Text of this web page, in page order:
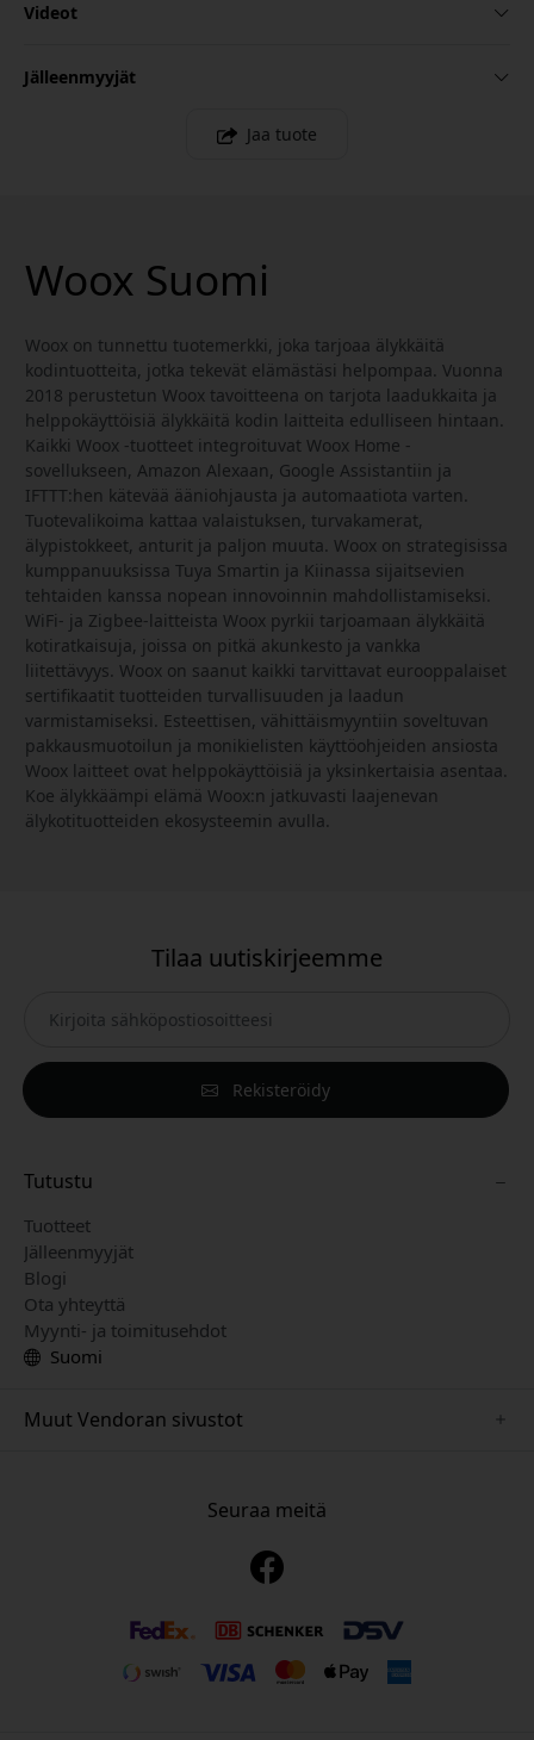
Videot
Jälleenmyyjät
Jaa tuote
Woox Suomi
Woox on tunnettu tuotemerkki, joka tarjoaa älykkäitä
kodintuotteita, jotka tekevät elämästäsi helpompaa. Vuonna
2018 perustetun Woox tavoitteena on tarjota laadukkaita ja
helppokäyttöisiä älykkäitä kodin laitteita edulliseen hintaan.
Kaikki Woox -tuotteet integroituvat Woox Home -
sovellukseen, Amazon Alexaan, Google Assistantiin ja
IFTTT:hen kätevää ääniohjausta ja automaatiota varten.
Tuotevalikoima kattaa valaistuksen, turvakamerat,
älypistokkeet, anturit ja paljon muuta. Woox on strategisissa
kumppanuuksissa Tuya Smartin ja Kiinassa sijaitsevien
tehtaiden kanssa nopean innovoinnin mahdollistamiseksi.
WiFi- ja Zigbee-laitteista Woox pyrkii tarjoamaan älykkäitä
kotiratkaisuja, joissa on pitkä akunkesto ja vankka
liitettävyys. Woox on saanut kaikki tarvittavat eurooppalaiset
sertifikaatit tuotteiden turvallisuuden ja laadun
varmistamiseksi. Esteettisen, vähittäismyyntiin soveltuvan
pakkausmuotoilun ja monikielisten käyttöohjeiden ansiosta
Woox laitteet ovat helppokäyttöisiä ja yksinkertaisia asentaa.
Koe älykkäämpi elämä Woox:n jatkuvasti laajenevan
älykotituotteiden ekosysteemin avulla.
Tilaa uutiskirjeemme
Rekisteröidy
Tutustu
Tuotteet
Jälleenmyyjät
Blogi
Ota yhteyttä
Myynti- ja toimitusehdot
Suomi
Muut Vendoran sivustot
Seuraa meitä